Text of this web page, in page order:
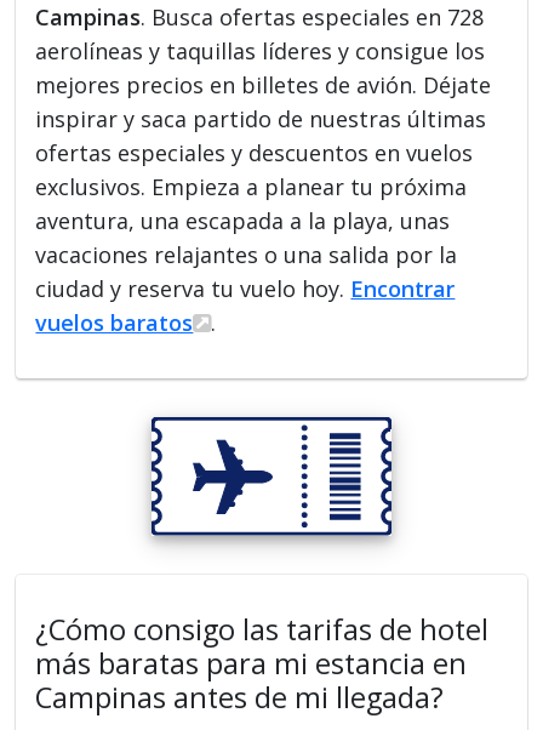
Campinas. Busca ofertas especiales en 728
aerolíneas y taquillas líderes y consigue los
mejores precios en billetes de avión. Déjate
inspirar y saca partido de nuestras últimas
ofertas especiales y descuentos en vuelos
exclusivos. Empieza a planear tu próxima
aventura, una escapada a la playa, unas
vacaciones relajantes o una salida por la
ciudad y reserva tu vuelo hoy. Encontrar
vuelos baratos
.
¿Cómo consigo las tarifas de hotel
más baratas para mi estancia en
Campinas antes de mi llegada?